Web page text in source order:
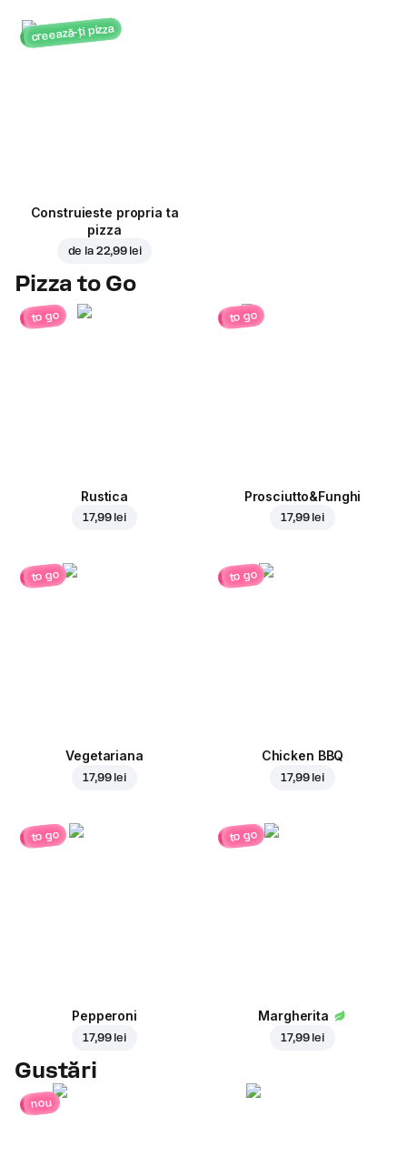
creează-ți pizza
Construieste propria ta
pizza
de la 22,99 lei
Pizza to Go
to go
Rustica
17,99 lei
to go
Prosciutto&Funghi
17,99 lei
to go
Vegetariana
17,99 lei
to go
Chicken BBQ
17,99 lei
to go
Pepperoni
17,99 lei
to go
Margherita
17,99 lei
Gustări
nou